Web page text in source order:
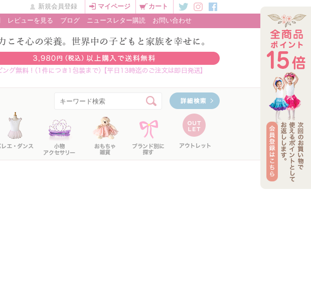
新規会員登録 マイページ
カート
レビューを見る ブログ ニュースレター購読 お問い合わせ